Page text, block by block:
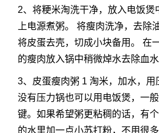
2、将粳米淘洗干净，放入电饭煲
上电源煮粥。 将瘦肉洗净，去除
将皮蛋去壳，切成小块备用。 在
的瘦肉放入锅中稍微焯水去除血
3、皮蛋瘦肉粥 1 淘米，加水，用
没有压力锅也可以用电饭煲，一
键。如果希望粥更粘稠的话，有
的水里加一点小苏打粉，不用很